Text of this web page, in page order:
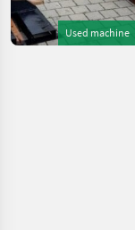
Used machine